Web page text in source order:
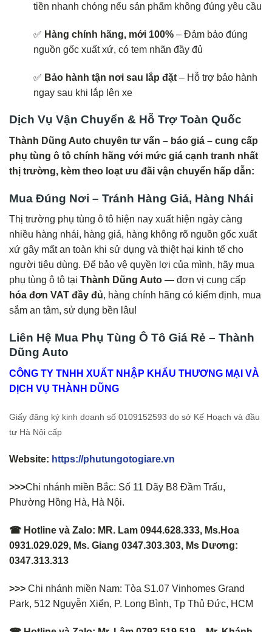
tiền nhanh chóng nếu sản phẩm không đúng yêu cầu
✅ Hàng chính hãng, mới 100% – Đảm bảo đúng
nguồn gốc xuất xứ, có tem nhãn đầy đủ
✅ Bảo hành tận nơi sau lắp đặt – Hỗ trợ bảo hành
ngay sau khi lắp lên xe
Dịch Vụ Vận Chuyển & Hỗ Trợ Toàn Quốc
Thành Dũng Auto chuyên tư vấn – báo giá – cung cấp
phụ tùng ô tô chính hãng với mức giá cạnh tranh nhất
thị trường, kèm theo loạt ưu đãi vận chuyển hấp dẫn:
Mua Đúng Nơi – Tránh Hàng Giả, Hàng Nhái
Thị trường phụ tùng ô tô hiện nay xuất hiện ngày càng
nhiều hàng nhái, hàng giả, hàng không rõ nguồn gốc xuất
xứ gây mất an toàn khi sử dụng và thiệt hại kinh tế cho
người tiêu dùng. Để bảo vệ quyền lợi của mình, hãy mua
phụ tùng ô tô tại Thành Dũng Auto — đơn vị cung cấp
hóa đơn VAT đầy đủ, hàng chính hãng có kiểm định, mua
sắm an tâm, sử dụng bền lâu!
Liên Hệ Mua Phụ Tùng Ô Tô Giá Rẻ – Thành
Dũng Auto
CÔNG TY TNHH XUẤT NHẬP KHẨU THƯƠNG MẠI VÀ
DỊCH VỤ THÀNH DŨNG
Giấy đăng ký kinh doanh số 0109152593 do sở Kế Hoạch và đầu
tư Hà Nội cấp
Website: https://phutungotogiare.vn
>>>Chi nhánh miền Bắc: Số 11 Dãy B8 Đầm Trấu,
Phường Hồng Hà, Hà Nội.
☎ Hotline và Zalo: MR. Lam 0944.628.333, Ms.Hoa
0931.029.029, Ms. Giang 0347.303.303, Ms Dương:
0347.313.313
>>> Chi nhánh miền Nam: Tòa S1.07 Vinhomes Grand
Park, 512 Nguyễn Xiển, P. Long Bình, Tp Thủ Đức, HCM